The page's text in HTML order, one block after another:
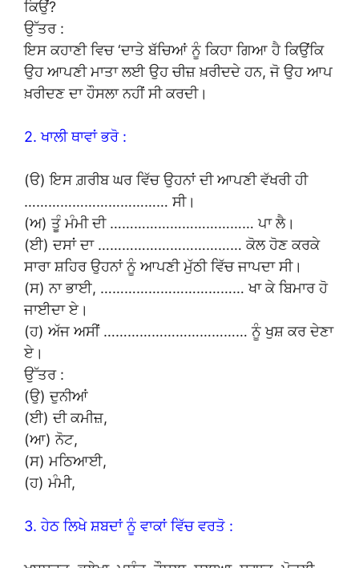
ਕਿਉਂ?
ਉੱਤਰ :
ਇਸ ਕਹਾਣੀ ਵਿਚ ‘ਦਾਤੇ ਬੱਚਿਆਂ ਨੂੰ ਕਿਹਾ ਗਿਆ ਹੈ ਕਿਉਂਕਿ
ਉਹ ਆਪਣੀ ਮਾਤਾ ਲਈ ਉਹ ਚੀਜ਼ ਖ਼ਰੀਦਦੇ ਹਨ, ਜੋ ਉਹ ਆਪ
ਖ਼ਰੀਦਣ ਦਾ ਹੌਸਲਾ ਨਹੀਂ ਸੀ ਕਰਦੀ।
2. ਖਾਲੀ ਥਾਵਾਂ ਭਰੋ :
(ੳ) ਇਸ ਗ਼ਰੀਬ ਘਰ ਵਿੱਚ ਉਹਨਾਂ ਦੀ ਆਪਣੀ ਵੱਖਰੀ ਹੀ
……………………………… ਸੀ।
(ਅ) ਤੂੰ ਮੰਮੀ ਦੀ ……………………………… ਪਾ ਲੈ।
(ਈ) ਦਸਾਂ ਦਾ ……………………………… ਕੋਲ ਹੋਣ ਕਰਕੇ
ਸਾਰਾ ਸ਼ਹਿਰ ਉਹਨਾਂ ਨੂੰ ਆਪਣੀ ਮੁੱਠੀ ਵਿੱਚ ਜਾਪਦਾ ਸੀ।
(ਸ) ਨਾ ਭਾਈ, ……………………………… ਖਾ ਕੇ ਬਿਮਾਰ ਹੋ
ਜਾਈਦਾ ਏ।
(ਹ) ਅੱਜ ਅਸੀਂ ……………………………… ਨੂੰ ਖੁਸ਼ ਕਰ ਦੇਣਾ
ਏ।
ਉੱਤਰ :
(ਉ) ਦੁਨੀਆਂ
(ਈ) ਦੀ ਕਮੀਜ਼,
(ਆ) ਨੋਟ,
(ਸ) ਮਠਿਆਈ,
(ਹ) ਮੰਮੀ,
3. ਹੇਠ ਲਿਖੇ ਸ਼ਬਦਾਂ ਨੂੰ ਵਾਕਾਂ ਵਿੱਚ ਵਰਤੋ :